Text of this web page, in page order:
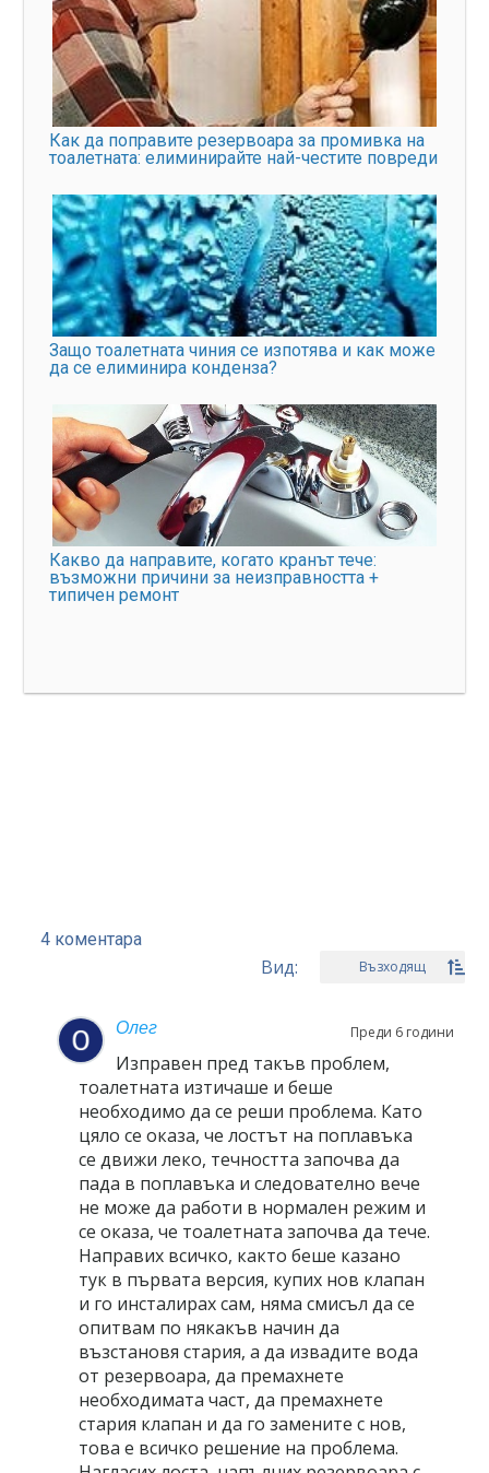
Как да поправите резервоара за промивка на
тоалетната: елиминирайте най-честите повреди
Защо тоалетната чиния се изпотява и как може
да се елиминира конденза?
Какво да направите, когато кранът тече:
възможни причини за неизправността +
типичен ремонт
4 коментара
Вид: Възходящ
Олег Преди 6 години
Изправен пред такъв проблем,
тоалетната изтичаше и беше
необходимо да се реши проблема. Като
цяло се оказа, че лостът на поплавъка
се движи леко, течността започва да
пада в поплавъка и следователно вече
не може да работи в нормален режим и
се оказа, че тоалетната започва да тече.
Направих всичко, както беше казано
тук в първата версия, купих нов клапан
и го инсталирах сам, няма смисъл да се
опитвам по някакъв начин да
възстановя стария, а да извадите вода
от резервоара, да премахнете
необходимата част, да премахнете
стария клапан и да го замените с нов,
това е всичко решение на проблема.